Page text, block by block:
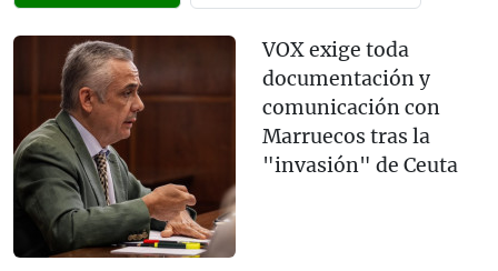
VOX exige toda
documentación y
comunicación con
Marruecos tras la
"invasión" de Ceuta